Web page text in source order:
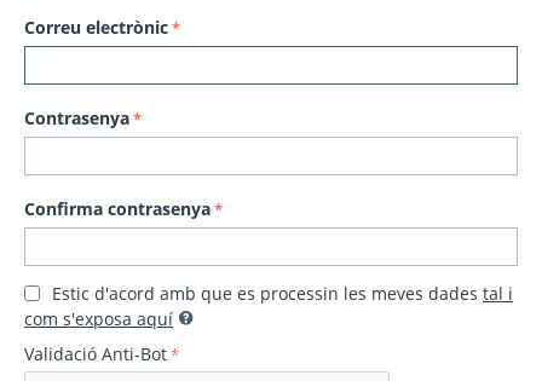
Correu electrònic
Contrasenya
Confirma contrasenya
Estic d'acord amb que es processin les meves dades tal i
com s'exposa aquí
Validació Anti-Bot